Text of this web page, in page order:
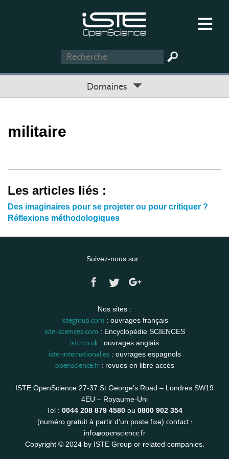
Domaines
militaire
Les articles liés :
Des imaginaires pour se projeter ou pour critiquer ?
Réflexions méthodologiques
Suivez-nous sur :
Nos sites :
istegroup.com: ouvrages français
iste-sciences.com: Encyclopédie SCIENCES
iste.co.uk : ouvrages anglais
iste-international.es: ouvrages espagnols
openscience.fr: revues en libre accès
ISTE OpenScience 27-37 St George’s Road – Londres SW19
4EU – Royaume-Uni
Tel : 0044 208 879 4580 ou 0800 902 354
(numéro gratuit à partir d’un poste fixe) contact :
info@openscience.fr
Copyright © 2024 by ISTE Group or related companies.